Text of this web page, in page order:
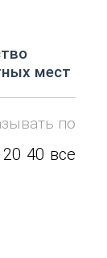
мест
по
20 40 все